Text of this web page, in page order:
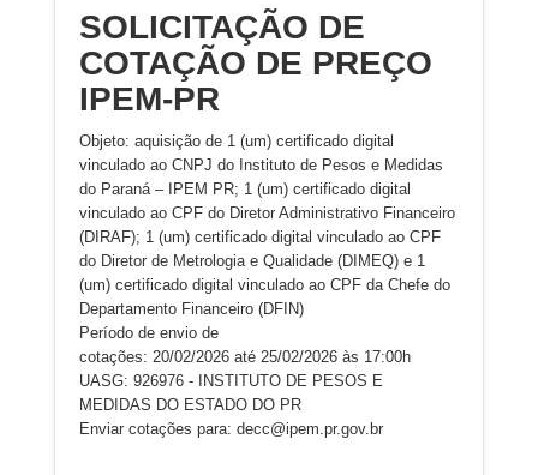
SOLICITAÇÃO DE
COTAÇÃO DE PREÇO
IPEM-PR
Objeto: aquisição de 1 (um) certificado digital
vinculado ao CNPJ do Instituto de Pesos e Medidas
do Paraná – IPEM PR; 1 (um) certificado digital
vinculado ao CPF do Diretor Administrativo Financeiro
(DIRAF); 1 (um) certificado digital vinculado ao CPF
do Diretor de Metrologia e Qualidade (DIMEQ) e 1
(um) certificado digital vinculado ao CPF da Chefe do
Departamento Financeiro (DFIN)
Período de envio de
cotações: 20/02/2026 até 25/02/2026 às 17:00h
UASG: 926976 - INSTITUTO DE PESOS E
MEDIDAS DO ESTADO DO PR
Enviar cotações para: decc@ipem.pr.gov.br